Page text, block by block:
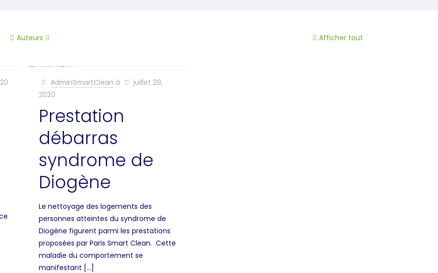
Auteurs Afficher tout
AdminSmartClean à
juillet 29,
2020
Prestation
débarras
syndrome de
Diogène
Le nettoyage des logements des
personnes atteintes du syndrome de
Diogène figurent parmi les prestations
proposées par Paris Smart Clean. Cette
maladie du comportement se
manifestant […]